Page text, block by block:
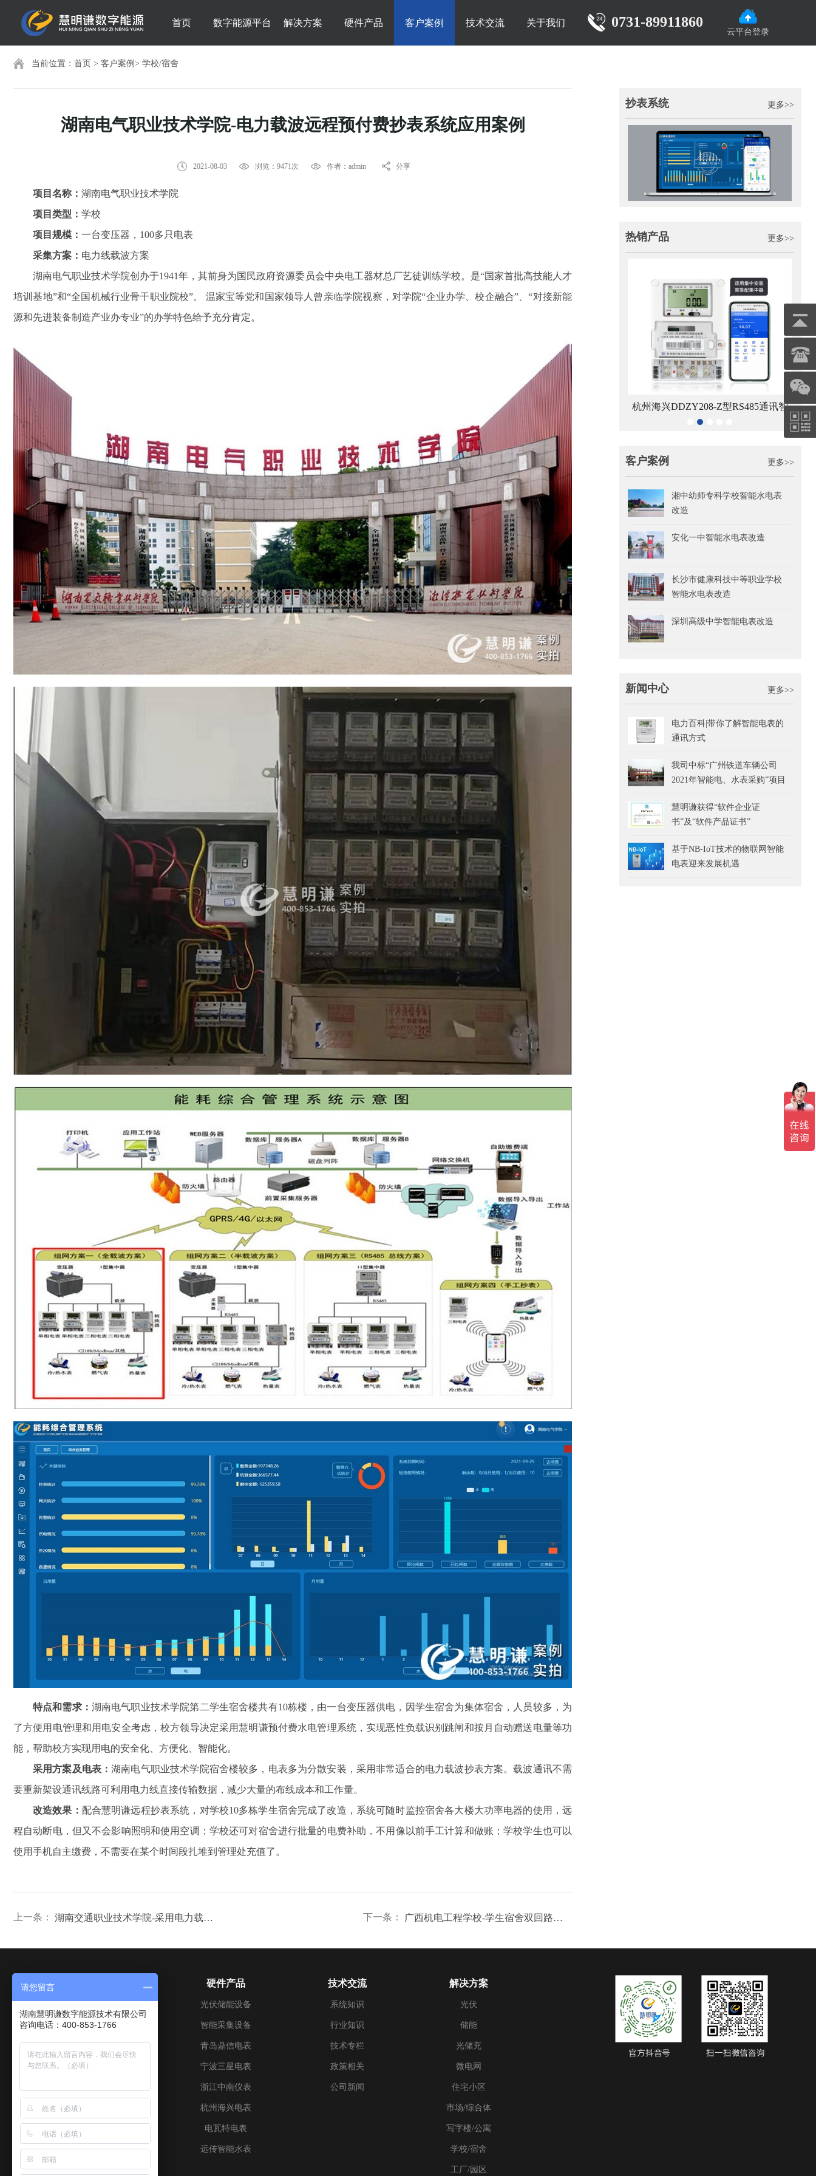
云平台登录
0731-89911860
首页 数字能源平台 解决方案 硬件产品 客户案例 技术交流 关于我们
当前位置： 首页 > 客户案例 > 学校/宿舍
湖南电气职业技术学院-电力载波远程预付费抄表系统应用案例
2021-08-03 浏览：9471次 作者：admin 分享
项目名称： 湖南电气职业技术学院
项目类型： 学校
项目规模： 一台变压器，100多只电表
采集方案： 电力线载波方案
湖南电气职业技术学院创办于1941年，其前身为国民政府资源委员会中央电工器材总厂艺徒训练学校。是“国家首批高技能人才
培训基地”和“全国机械行业骨干职业院校”。 温家宝等党和国家领导人曾亲临学院视察，对学院“企业办学、校企融合”、“对接新能
源和先进装备制造产业办专业”的办学特色给予充分肯定。
特点和需求： 湖南电气职业技术学院第二学生宿舍楼共有10栋楼，由一台变压器供电，因学生宿舍为集体宿舍，人员较多，为
了方便用电管理和用电安全考虑，校方领导决定采用慧明谦预付费水电管理系统，实现恶性负载识别跳闸和按月自动赠送电量等功
能，帮助校方实现用电的安全化、方便化、智能化。
采用方案及电表：湖南电气职业技术学院宿舍楼较多，电表多为分散安装，采用非常适合的电力载波抄表方案。载波通讯不需
要重新架设通讯线路可利用电力线直接传输数据，减少大量的布线成本和工作量。
改造效果： 配合慧明谦远程抄表系统，对学校10多栋学生宿舍完成了改造，系统可随时监控宿舍各大楼大功率电器的使用，远
程自动断电，但又不会影响照明和使用空调；学校还可对宿舍进行批量的电费补助，不用像以前手工计算和做账；学校学生也可以
使用手机自主缴费，不需要在某个时间段扎堆到管理处充值了。
上一条： 湖南交通职业技术学院-采用电力载波抄表通讯方案 下一条： 广西机电工程学校-学生宿舍双回路电表改造案例
抄表系统 更多>>
热销产品 更多>>
宁波三星DDZY188-Z型4G通讯智能电
能表
杭州海兴DDZY208-Z型RS485通讯智 青岛
客户案例 更多>>
湘中幼师专科学校智能水电表
改造
安化一中智能水电表改造
长沙市健康科技中等职业学校
智能水电表改造
深圳高级中学智能电表改造
新闻中心 更多>>
电力百科|带你了解智能电表的
通讯方式
我司中标“广州铁道车辆公司
2021年智能电、水表采购”项目
慧明谦获得“软件企业证
书”及“软件产品证书”
基于NB-IoT技术的物联网智能
电表迎来发展机遇
成长历程
企业文化
加入我们
硬件产品
光伏储能设备
智能采集设备
青岛鼎信电表
宁波三星电表
浙江中南仪表
杭州海兴电表
电瓦特电表
远传智能水表
技术交流
系统知识
行业知识
技术专栏
政策相关
公司新闻
解决方案
光伏
储能
光储充
微电网
住宅小区
市场/综合体
写字楼/公寓
学校/宿舍
工厂/园区
请您留言
湖南慧明谦数字能源技术有限公司
咨询电话：400-853-1766